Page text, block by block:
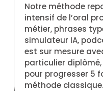
Notre méthode
intensif de l’oral
métier, phrases
simulateur IA,
est sur mesure
particulier
pour progresser 5
méthode classique.